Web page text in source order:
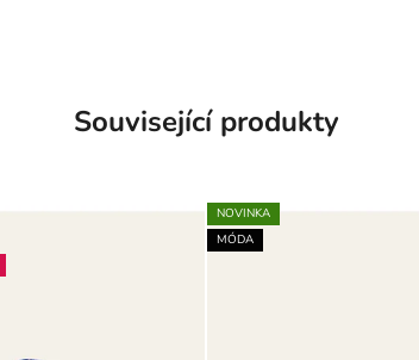
Související produkty
NOVINKA
MÓDA